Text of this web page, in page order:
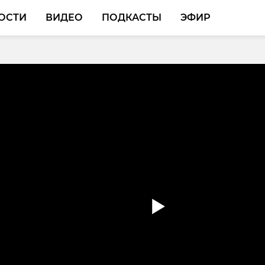
ВИДЕО ПОДКАСТЫ ЭФИР